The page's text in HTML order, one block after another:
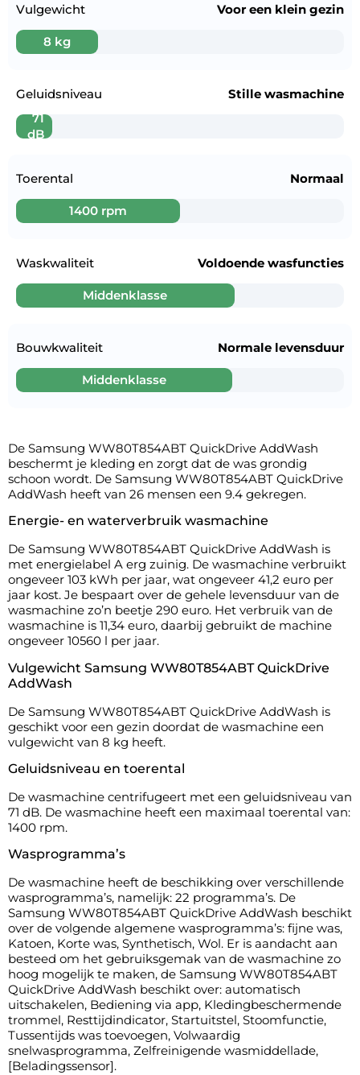
Vulgewicht
8 kg
Voor een klein gezin
Geluidsniveau
71
dB
Stille wasmachine
Toerental
1400 rpm
Normaal
Waskwaliteit
Middenklasse
Voldoende wasfuncties
Bouwkwaliteit
Middenklasse
Normale levensduur
De Samsung WW80T854ABT QuickDrive AddWash
beschermt je kleding en zorgt dat de was grondig
schoon wordt. De Samsung WW80T854ABT QuickDrive
AddWash heeft van 26 mensen een 9.4 gekregen.
Energie- en waterverbruik wasmachine
De Samsung WW80T854ABT QuickDrive AddWash is
met energielabel A erg zuinig. De wasmachine verbruikt
ongeveer 103 kWh per jaar, wat ongeveer 41,2 euro per
jaar kost. Je bespaart over de gehele levensduur van de
wasmachine zo’n beetje 290 euro. Het verbruik van de
wasmachine is 11,34 euro, daarbij gebruikt de machine
ongeveer 10560 l per jaar.
Vulgewicht Samsung WW80T854ABT QuickDrive
AddWash
De Samsung WW80T854ABT QuickDrive AddWash is
geschikt voor een gezin doordat de wasmachine een
vulgewicht van 8 kg heeft.
Geluidsniveau en toerental
De wasmachine centrifugeert met een geluidsniveau van
71 dB. De wasmachine heeft een maximaal toerental van:
1400 rpm.
Wasprogramma’s
De wasmachine heeft de beschikking over verschillende
wasprogramma’s, namelijk: 22 programma’s. De
Samsung WW80T854ABT QuickDrive AddWash beschikt
over de volgende algemene wasprogramma’s: fijne was,
Katoen, Korte was, Synthetisch, Wol. Er is aandacht aan
besteed om het gebruiksgemak van de wasmachine zo
hoog mogelijk te maken, de Samsung WW80T854ABT
QuickDrive AddWash beschikt over: automatisch
uitschakelen, Bediening via app, Kledingbeschermende
trommel, Resttijdindicator, Startuitstel, Stoomfunctie,
Tussentijds was toevoegen, Volwaardig
snelwasprogramma, Zelfreinigende wasmiddellade,
[Beladingssensor].